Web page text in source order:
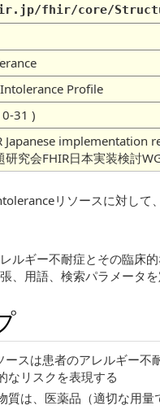
fhir/core/
Profile
31 )
Japanese implementation
研究会FHIR日本実装検討
リソースに対して
ルギー不耐症とその臨床
、用語、検索パラメータを
スは患者のアレルギー不
なリスクを表現する
質は、医薬品（適切な用